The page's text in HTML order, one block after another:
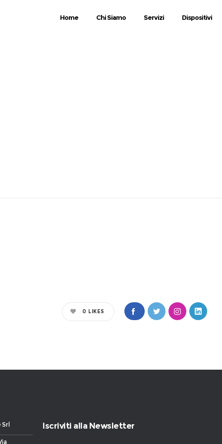
Home Chi Siamo Servizi Dispositivi
0 LIKES
Iscriviti alla Newsletter